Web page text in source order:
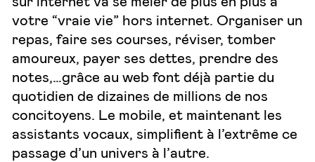
votre “vraie vie” hors internet. Organiser un
repas, faire ses courses, réviser, tomber
amoureux, payer ses dettes, prendre des
notes,…grâce au web font déjà partie du
quotidien de dizaines de millions de nos
concitoyens. Le mobile, et maintenant les
assistants vocaux, simplifient à l’extrême ce
passage d’un univers à l’autre.